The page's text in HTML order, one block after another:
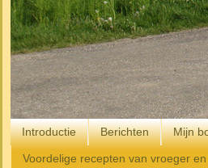
Introductie Berichten Mijn
Voordelige recepten van vroeger en